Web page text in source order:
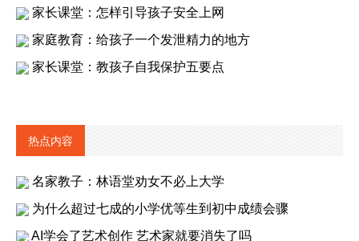
家长课堂：怎样引导孩子安全上网
家庭教育：给孩子一个发泄精力的地方
家长课堂：教孩子自我保护五要点
热点内容
名家教子：林语堂劝女不必上大学
为什么超过七成的小学优等生到初中成绩会骤
AI学会了艺术创作 艺术家就要消失了吗